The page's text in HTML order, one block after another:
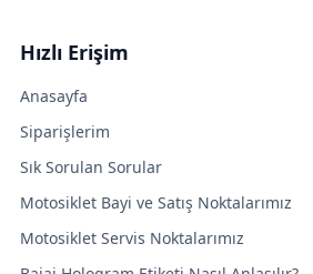
Hızlı Erişim
Anasayfa
Siparişlerim
Sık Sorulan Sorular
Motosiklet Bayi ve Satış Noktalarımız
Motosiklet Servis Noktalarımız